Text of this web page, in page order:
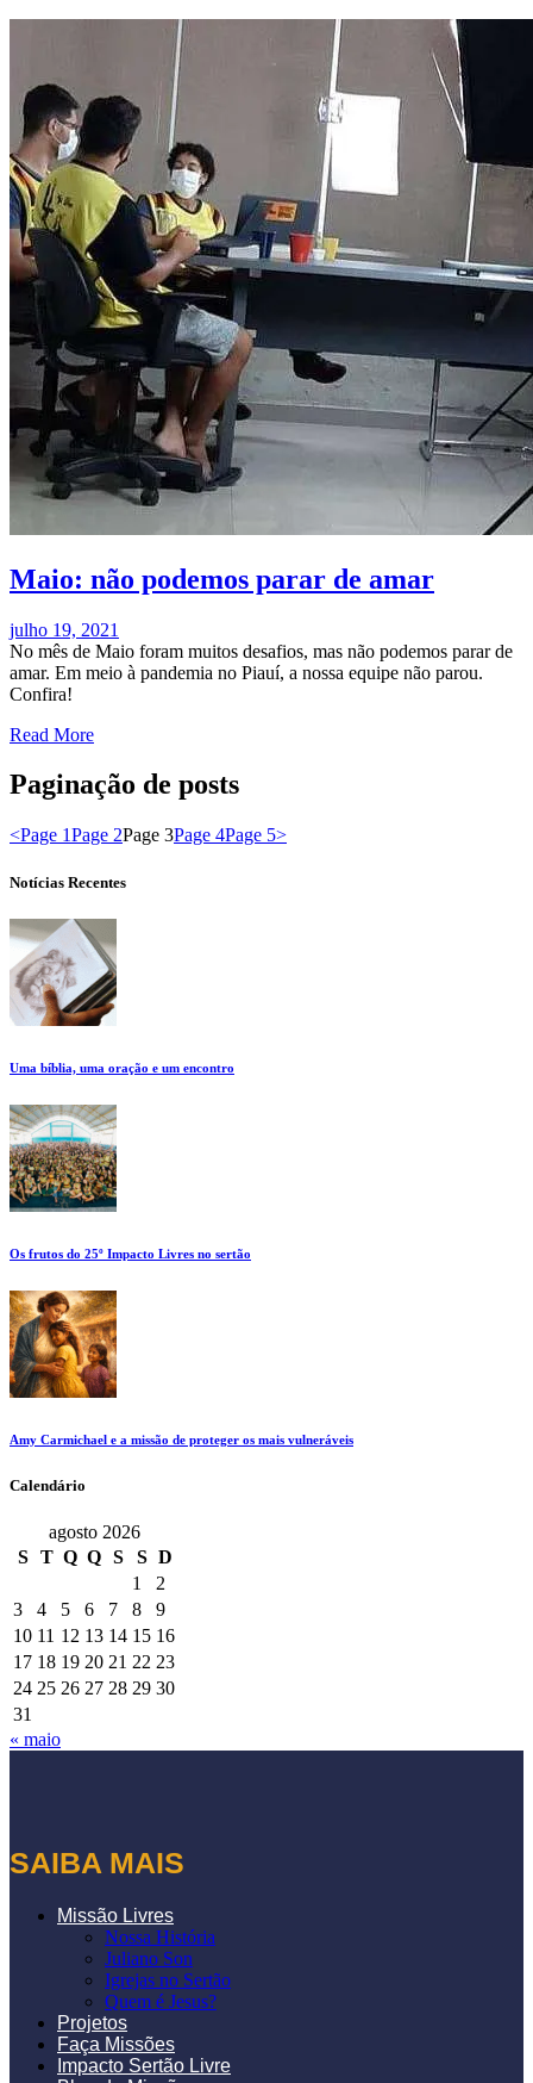
Maio: não podemos parar de amar
julho 19, 2021
No mês de Maio foram muitos desafios, mas não podemos parar de
amar. Em meio à pandemia no Piauí, a nossa equipe não parou.
Confira!
Read More
Paginação de posts
<Page 1Page 2Page 3Page 4Page 5>
Notícias Recentes
Uma bíblia, uma oração e um encontro
Os frutos do 25º Impacto Livres no sertão
Amy Carmichael e a missão de proteger os mais vulneráveis
Calendário
agosto 2026
S
T Q Q S S D
1
2
3
4 5 6 7 8
9
10 11 12 13 14 15 16
17 18 19 20 21 22 23
24 25 26 27 28 29 30
31
« maio
SAIBA MAIS
Missão Livres
Nossa História
Juliano Son
Igrejas no Sertão
Quem é Jesus?
Projetos
Faça Missões
Impacto Sertão Livre